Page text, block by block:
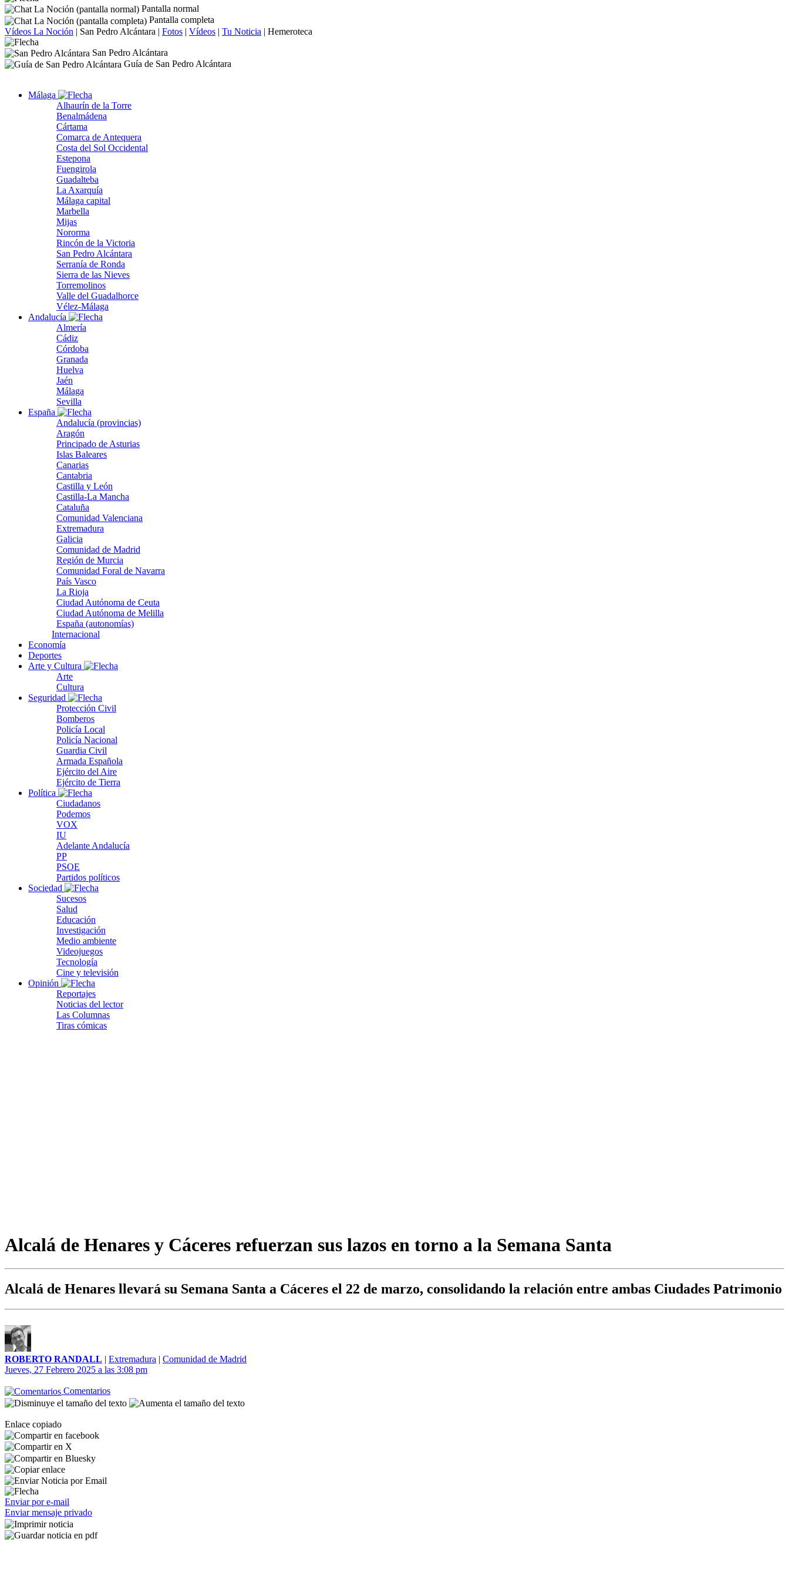
Pantalla normal
Pantalla completa
Vídeos La Noción | San Pedro Alcántara | Fotos | Vídeos | Tu Noticia | Hemeroteca
San Pedro Alcántara
Guía de San Pedro Alcántara
Málaga
Alhaurín de la Torre
Benalmádena
Cártama
Comarca de Antequera
Costa del Sol Occidental
Estepona
Fuengirola
Guadalteba
La Axarquía
Málaga capital
Marbella
Mijas
Nororma
Rincón de la Victoria
San Pedro Alcántara
Serranía de Ronda
Sierra de las Nieves
Torremolinos
Valle del Guadalhorce
Vélez-Málaga
Andalucía
Almería
Cádiz
Córdoba
Granada
Huelva
Jaén
Málaga
Sevilla
España
Andalucía (provincias)
Aragón
Principado de Asturias
Islas Baleares
Canarias
Cantabria
Castilla y León
Castilla-La Mancha
Cataluña
Comunidad Valenciana
Extremadura
Galicia
Comunidad de Madrid
Región de Murcia
Comunidad Foral de Navarra
País Vasco
La Rioja
Ciudad Autónoma de Ceuta
Ciudad Autónoma de Melilla
España (autonomías)
Internacional
Economía
Deportes
Arte y Cultura
Arte
Cultura
Seguridad
Protección Civil
Bomberos
Policía Local
Policía Nacional
Guardia Civil
Armada Española
Ejército del Aire
Ejército de Tierra
Política
Ciudadanos
Podemos
VOX
IU
Adelante Andalucía
PP
PSOE
Partidos políticos
Sociedad
Sucesos
Salud
Educación
Investigación
Medio ambiente
Videojuegos
Tecnología
Cine y televisión
Opinión
Reportajes
Noticias del lector
Las Columnas
Tiras cómicas
Alcalá de Henares y Cáceres refuerzan sus lazos en torno a la Semana Santa
Alcalá de Henares llevará su Semana Santa a Cáceres el 22 de marzo, consolidando la relación entre ambas Ciudades Patrimonio
ROBERTO RANDALL | Extremadura | Comunidad de Madrid
Jueves, 27 Febrero 2025 a las 3:08 pm
Comentarios
Enlace copiado
Enviar por e-mail
Enviar mensaje privado